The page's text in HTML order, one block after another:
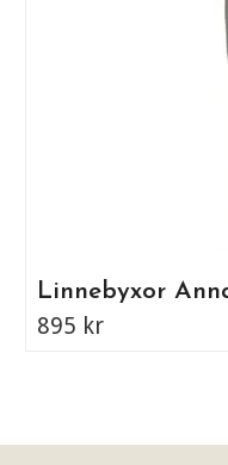
Linnebyxor
895 kr